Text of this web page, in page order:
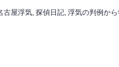
古屋浮気, 探偵日記, 浮気の判例か